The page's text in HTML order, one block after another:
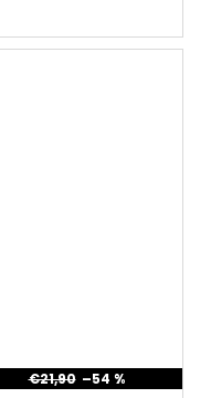
€21,90 –54 %